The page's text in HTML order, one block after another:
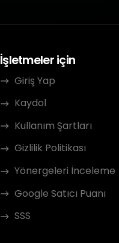
İşletmeler için
Giriş Yap
Kaydol
Kullanım Şartları
Gizlilik Politikası
Yönergeleri İnceleme
Google Satıcı Puanı
SSS